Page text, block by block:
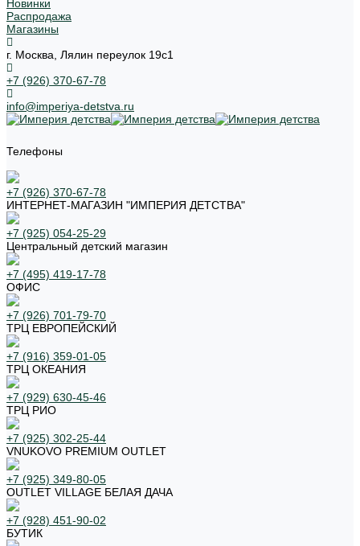
Новинки
Распродажа
Магазины
г. Москва, Лялин переулок 19с1
+7 (926) 370-67-78
info@imperiya-detstva.ru
Телефоны
+7 (926) 370-67-78
ИНТЕРНЕТ-МАГАЗИН "ИМПЕРИЯ ДЕТСТВА"
+7 (925) 054-25-29
Центральный детский магазин
+7 (495) 419-17-78
ОФИС
+7 (926) 701-79-70
ТРЦ ЕВРОПЕЙСКИЙ
+7 (916) 359-01-05
ТРЦ ОКЕАНИЯ
+7 (929) 630-45-46
ТРЦ РИО
+7 (925) 302-25-44
VNUKOVO PREMIUM OUTLET
+7 (925) 349-80-05
OUTLET VILLAGE БЕЛАЯ ДАЧА
+7 (928) 451-90-02
БУТИК